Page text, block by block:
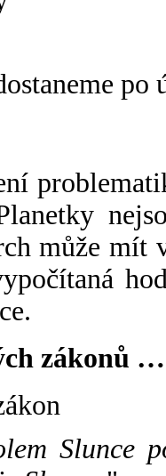
po
může mít
zákonů …
Slunce